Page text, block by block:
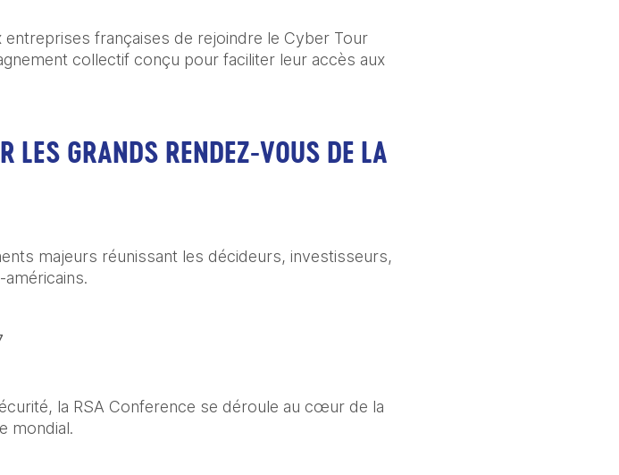
françaises de rejoindre le Cyber Tour
collectif conçu pour faciliter leur accès aux
LES GRANDS RENDEZ-VOUS DE LA
majeurs réunissant les décideurs, investisseurs,
la RSA Conference se déroule au cœur de la
mondial.